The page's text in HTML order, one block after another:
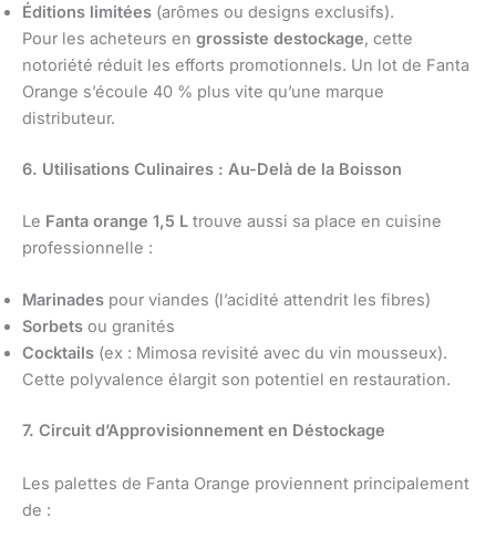
Éditions limitées (arômes ou designs exclusifs).
Pour les acheteurs en grossiste destockage, cette
notoriété réduit les efforts promotionnels. Un lot de Fanta
Orange s’écoule 40 % plus vite qu’une marque
distributeur.
6. Utilisations Culinaires : Au-Delà de la Boisson
Le Fanta orange 1,5 L trouve aussi sa place en cuisine
professionnelle :
Marinades pour viandes (l’acidité attendrit les fibres)
Sorbets ou granités
Cocktails (ex : Mimosa revisité avec du vin mousseux).
Cette polyvalence élargit son potentiel en restauration.
7. Circuit d’Approvisionnement en Déstockage
Les palettes de Fanta Orange proviennent principalement
de :